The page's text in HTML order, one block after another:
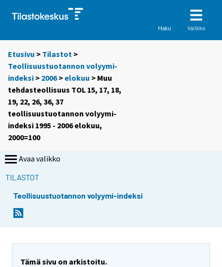
Haku Valikko
Etusivu > Tilastot >
Teollisuustuotannon volyymi-
indeksi > 2006> elokuu > Muu
tehdasteollisuus TOL 15, 17, 18,
19, 22, 26, 36, 37
teollisuustuotannon volyymi-
indeksi 1995 - 2006 elokuu,
2000=100
Avaa valikko
TILASTOT
Teollisuustuotannon volyymi-indeksi
Tämä sivu on arkistoitu.